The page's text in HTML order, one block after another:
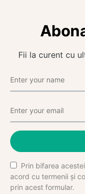
Fii la curent cu
Prin bifarea
acord cu termenii și
prin acest formular.